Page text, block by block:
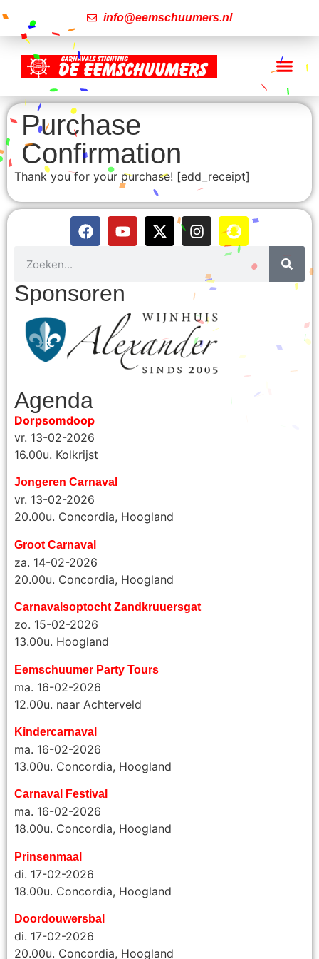
info@eemschuumers.nl
Purchase
Confirmation
Thank you for your purchase! [edd_receipt]
Sponsoren
Agenda
Dorpsomdoop
vr. 13-02-2026
16.00u. Kolkrijst
Jongeren Carnaval
vr. 13-02-2026
20.00u. Concordia, Hoogland
Groot Carnaval
za. 14-02-2026
20.00u. Concordia, Hoogland
Carnavalsoptocht Zandkruuersgat
zo. 15-02-2026
13.00u. Hoogland
Eemschuumer Party Tours
ma. 16-02-2026
12.00u. naar Achterveld
Kindercarnaval
ma. 16-02-2026
13.00u. Concordia, Hoogland
Carnaval Festival
ma. 16-02-2026
18.00u. Concordia, Hoogland
Prinsenmaal
di. 17-02-2026
18.00u. Concordia, Hoogland
Doordouwersbal
di. 17-02-2026
20.00u. Concordia, Hoogland